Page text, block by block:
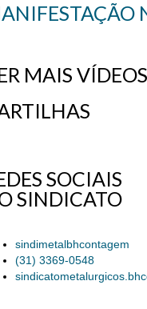
MAIS VÍDEOS
SOCIAIS
SINDICATO
sindimetalbhcontagem
(31) 3369-0548